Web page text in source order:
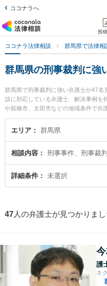
ココナラへ
投
ココナラ法律相談 群馬県で法律相
群馬県の刑事裁判に強
群馬県で刑事裁判に強い弁護士が47
談に対応している弁護士、解決事例を
や前橋市、太田市などの地域条件で弁
る加害者側や少年犯罪、再犯・前科あ
き便利です。特にネクスパート法律事
す。『群馬県で土日や夜間に発生した
相談したい』『刑事裁判のトラブル解
い』『初回相談無料で刑事裁判を法律
エリア 群馬県
相談内容 刑事事件、刑事裁判
詳細条件 未選択
47 人の弁護士が見つかりまし
護
ネ